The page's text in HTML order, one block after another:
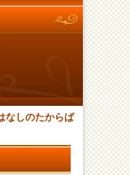
なしのたからば